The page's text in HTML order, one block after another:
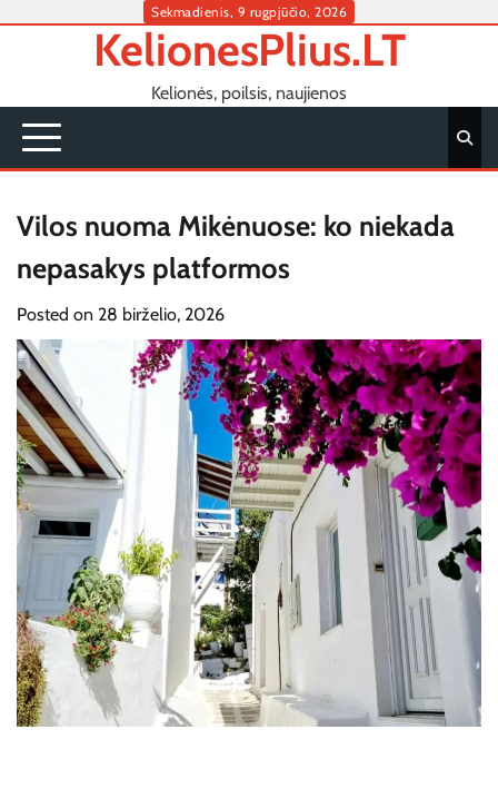
Sekmadienis, 9 rugpjūčio, 2026
KelionesPlius.LT
Kelionės, poilsis, naujienos
Vilos nuoma Mikėnuose: ko niekada
nepasakys platformos
Posted on 28 birželio, 2026